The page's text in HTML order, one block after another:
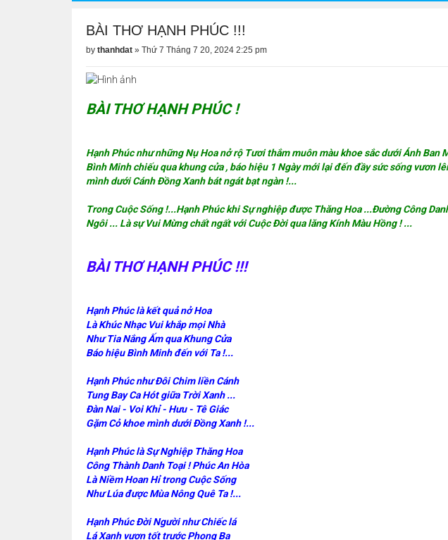
BÀI THƠ HẠNH PHÚC !!!
by thanhdat » Thứ 7 Tháng 7 20, 2024 2:25 pm
BÀI THƠ HẠNH PHÚC !
Hạnh Phúc như những Nụ Hoa nở rộ Tươi thắm muôn màu khoe sắc dưới Ánh Ban
Bình Minh chiếu qua khung cửa , báo hiệu 1 Ngày mới lại đến đầy sức sống vươn
mình dưới Cánh Đồng Xanh bát ngát bạt ngàn !...
Trong Cuộc Sống !...Hạnh Phúc khi Sự nghiệp được Thăng Hoa ...Đường Công
Ngôi ... Là sự Vui Mừng chất ngất với Cuộc Đời qua lăng Kính Màu Hồng ! ...
BÀI THƠ HẠNH PHÚC !!!
Hạnh Phúc là kết quả nở Hoa
Là Khúc Nhạc Vui khắp mọi Nhà
Như Tia Nắng Ấm qua Khung Cửa
Báo hiệu Bình Minh đến với Ta !...
Hạnh Phúc như Đôi Chim liền Cánh
Tung Bay Ca Hót giữa Trời Xanh ...
Đàn Nai - Voi Khỉ - Hưu - Tê Giác
Gặm Cỏ khoe mình dưới Đồng Xanh !...
Hạnh Phúc là Sự Nghiệp Thăng Hoa
Công Thành Danh Toại ! Phúc An Hòa
Là Niềm Hoan Hỉ trong Cuộc Sống
Như Lúa được Mùa Nông Quê Ta !...
Hạnh Phúc Đời Người như Chiếc lá
Lá Xanh vươn tốt trước Phong Ba